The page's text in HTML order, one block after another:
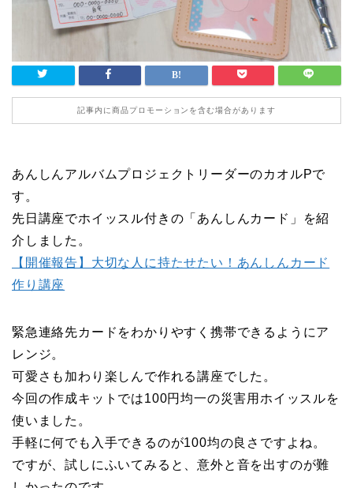
記事内に商品プロモーションを含む場合があります
あんしんアルバムプロジェクトリーダーのカオルPで
す。
先日講座でホイッスル付きの「あんしんカード」を紹
介しました。
【開催報告】大切な人に持たせたい！あんしんカード
作り講座
緊急連絡先カードをわかりやすく携帯できるようにア
レンジ。
可愛さも加わり楽しんで作れる講座でした。
今回の作成キットでは100円均一の災害用ホイッスルを
使いました。
手軽に何でも入手できるのが100均の良さですよね。
ですが、試しにふいてみると、意外と音を出すのが難